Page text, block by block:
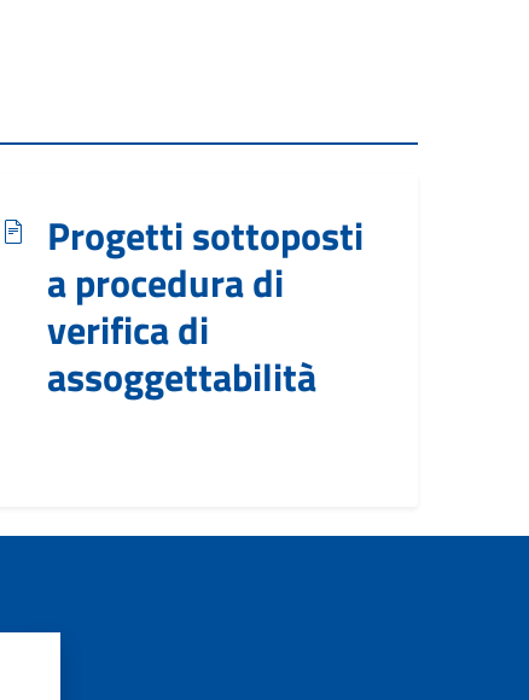
Progetti sottoposti
a procedura di
verifica di
assoggettabilità